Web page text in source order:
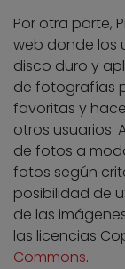
Por otra parte,
web donde los
disco duro y
de fotografías
favoritas y
otros usuarios.
de fotos a
fotos según
posibilidad de
de las
las licencias
Commons.